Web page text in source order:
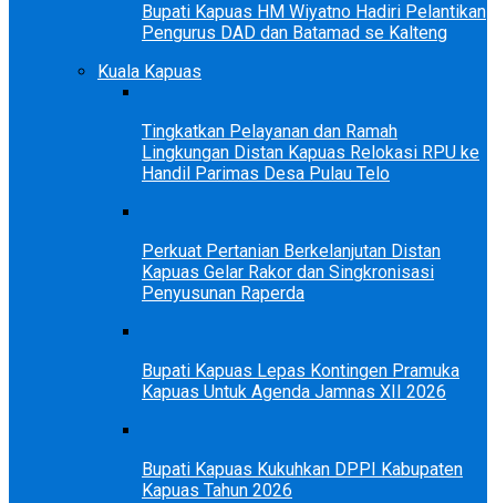
Bupati Kapuas HM Wiyatno Hadiri Pelantikan
Pengurus DAD dan Batamad se Kalteng
Kuala Kapuas
Tingkatkan Pelayanan dan Ramah
Lingkungan Distan Kapuas Relokasi RPU ke
Handil Parimas Desa Pulau Telo
Perkuat Pertanian Berkelanjutan Distan
Kapuas Gelar Rakor dan Singkronisasi
Penyusunan Raperda
Bupati Kapuas Lepas Kontingen Pramuka
Kapuas Untuk Agenda Jamnas XII 2026
Bupati Kapuas Kukuhkan DPPI Kabupaten
Kapuas Tahun 2026